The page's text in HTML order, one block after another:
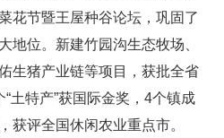
花节暨王屋种谷论坛，巩固了
地位。新建竹园沟生态牧场、
生猪产业链等项目，获批全省
土特产”获国际金奖，4个镇成
获评全国休闲农业重点市。